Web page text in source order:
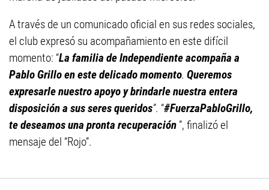
A través de un comunicado oficial en sus redes sociales,
el club expresó su acompañamiento en este difícil
momento: “La familia de Independiente acompaña a
Pablo Grillo en este delicado momento. Queremos
expresarle nuestro apoyo y brindarle nuestra entera
disposición a sus seres queridos”. “#FuerzaPabloGrillo,
te deseamos una pronta recuperación”, finalizó el
mensaje del “Rojo”.